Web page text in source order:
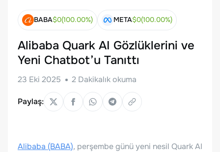
BABA$0(100.00%) META$0(100.00%)
Alibaba Quark AI Gözlüklerini ve
Yeni Chatbot’u Tanıttı
23 Eki 2025 2 Dakikalık okuma
Paylaş:
Alibaba (BABA), perşembe günü yeni nesil Quark AI